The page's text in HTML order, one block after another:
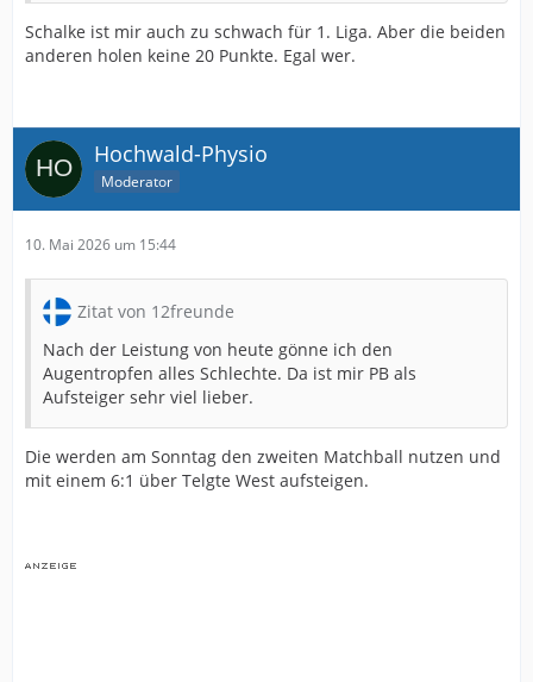
Schalke ist mir auch zu schwach für 1. Liga. Aber die beiden
anderen holen keine 20 Punkte. Egal wer.
Hochwald-Physio
Moderator
10. Mai 2026 um 15:44
Zitat von 12freunde
Nach der Leistung von heute gönne ich den
Augentropfen alles Schlechte. Da ist mir PB als
Aufsteiger sehr viel lieber.
Die werden am Sonntag den zweiten Matchball nutzen und
mit einem 6:1 über Telgte West aufsteigen.